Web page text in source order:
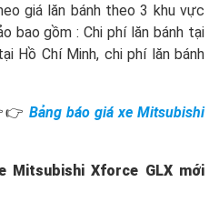
giá lăn bánh theo 3 khu vực
bao gồm : Chi phí lăn bánh tại
Hồ Chí Minh, chi phí lăn bánh
Bảng báo giá xe Mitsubishi
Mitsubishi Xforce GLX mới